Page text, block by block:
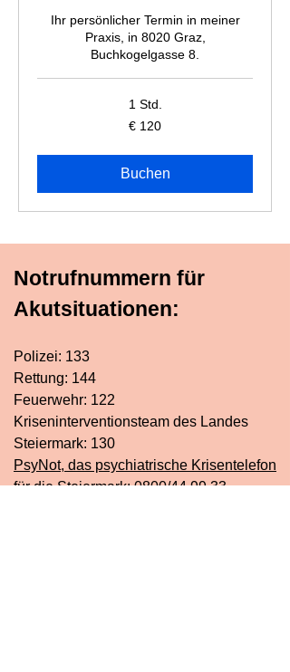
Ihr persönlicher Termin in meiner
Praxis, in 8020 Graz,
Buchkogelgasse 8.
1 Std.
€ 120
Buchen
Notrufnummern für
Akutsituationen:
Polizei: 133
Rettung: 144
Feuerwehr: 122
Kriseninterventionsteam des Landes
Steiermark: 130
PsyNot, das psychiatrische Krisentelefon
für die Steiermark: 0800/44 99 33